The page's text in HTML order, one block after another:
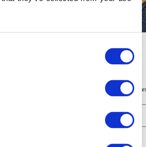
har vi samlat de sorter vi tror
första köp på nätet och ta del av erbjudanden året